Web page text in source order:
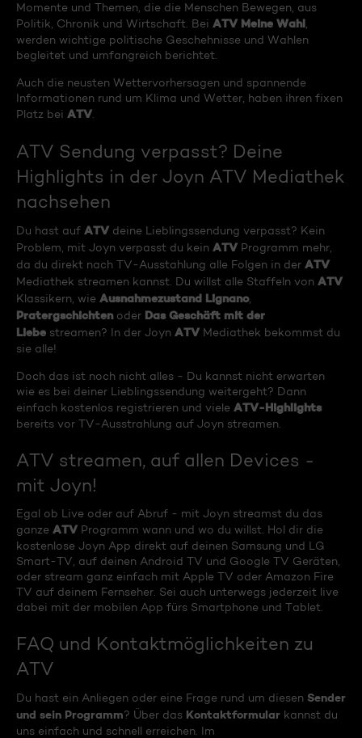
Momente und Themen, die die Menschen Bewegen, aus
Politik, Chronik und Wirtschaft. Bei ATV Meine Wahl
werden wichtige politische Geschehnisse und Wahlen
begleitet und umfangreich berichtet.
Auch die neusten Wettervorhersagen und spannende
Informationen rund um Klima und Wetter, haben ihren fixen
Platz bei ATV
ATV Sendung verpasst? Deine
Highlights in der Joyn ATV Mediathek
nachsehen
Du hast auf ATV deine Lieblingssendung verpasst? Kein
Problem, mit Joyn verpasst du kein ATV Programm mehr,
da du direkt nach TV-Ausstahlung alle Folgen in der ATV
Mediathek streamen kannst. Du willst alle Staffeln von ATV
Klassikern, wie Ausnahmezustand Lignano,
Pratergschichtenoder Das Geschäft mit der
Liebe streamen? In der Joyn ATV Mediathek bekommst du
sie alle!
Doch das ist noch nicht alles - Du kannst nicht erwarten
wie es bei deiner Lieblingssendung weitergeht? Dann
einfach kostenlos registrieren und viele ATV-Highlights
bereits vor TV-Ausstrahlung auf Joyn streamen.
ATV streamen, auf allen Devices -
mit Joyn!
Egal ob Live oder auf Abruf - mit Joyn streamst du das
ganze ATV Programm wann und wo du willst. Hol dir die
kostenlose Joyn App direkt auf deinen Samsung und LG
Smart-TV, auf deinen Android TV und Google TV Geräten,
oder stream ganz einfach mit Apple TV oder Amazon Fire
TV auf deinem Fernseher. Sei auch unterwegs jederzeit live
dabei mit der mobilen App fürs Smartphone und Tablet.
FAQ und Kontaktmöglichkeiten zu
ATV
Du hast ein Anliegen oder eine Frage rund um diesen Sender
und sein Programm? Über das Kontaktformular kannst du
uns einfach und schnell erreichen. Im